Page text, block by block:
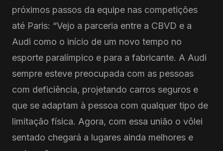
próximos passos da equipe nas competições
até Paris: “Vejo a parceria entre a CBVD e a
Audi como o início de um novo tempo no
esporte paralímpico e para a fabricante. A Audi
sempre esteve preocupada com as pessoas
com deficiência, projetando carros seguros e
que se adaptam à pessoa com qualquer tipo de
limitação física. Agora, com essa união o vôlei
sentado chegará a lugares ainda melhores e